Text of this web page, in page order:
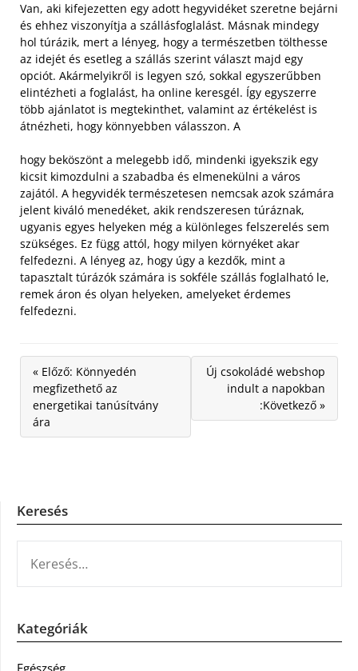
Van, aki kifejezetten egy adott hegyvidéket szeretne bejárni
és ehhez viszonyítja a szállásfoglalást. Másnak mindegy
hol túrázik, mert a lényeg, hogy a természetben tölthesse
az idejét és esetleg a szállás szerint választ majd egy
opciót. Akármelyikről is legyen szó, sokkal egyszerűbben
elintézheti a foglalást, ha online keresgél. Így egyszerre
több ajánlatot is megtekinthet, valamint az értékelést is
átnézheti, hogy könnyebben válasszon. A
hogy beköszönt a melegebb idő, mindenki igyekszik egy
kicsit kimozdulni a szabadba és elmenekülni a város
zajától. A hegyvidék természetesen nemcsak azok számára
jelent kiváló menedéket, akik rendszeresen túráznak,
ugyanis egyes helyeken még a különleges felszerelés sem
szükséges. Ez függ attól, hogy milyen környéket akar
felfedezni. A lényeg az, hogy úgy a kezdők, mint a
tapasztalt túrázók számára is sokféle szállás foglalható le,
remek áron és olyan helyeken, amelyeket érdemes
felfedezni.
« Előző: Könnyedén
megfizethető az
energetikai tanúsítvány
ára
Új csokoládé webshop
indult a napokban
:Következő »
Keresés
Kategóriák